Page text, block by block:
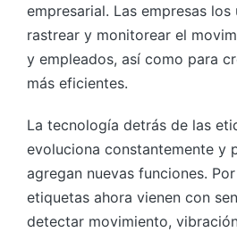
empresarial. Las empresas los
rastrear y monitorear el
y empleados, así como para
más eficientes.
La tecnología detrás de las
evoluciona constantemente y
agregan nuevas funciones.
etiquetas ahora vienen con
detectar movimiento,